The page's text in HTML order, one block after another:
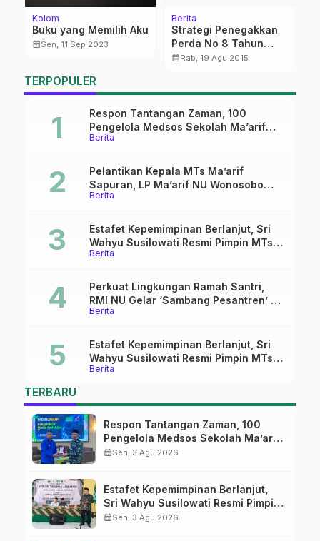
Kolom
Buku yang Memilih Aku
calendar_monthSen, 11 Sep 2023
Berita
Strategi Penegakkan
Perda No 8 Tahun
2013
calendar_monthRab, 19 Agu 2015
TERPOPULER
Berita
Respon Tantangan Zaman, 100
Pengelola Medsos Sekolah Ma’arif
Pekalongan Ikuti Pelatihan Literasi
Berita
Pelantikan Kepala MTs Ma’arif
Sapuran, LP Ma’arif NU Wonosobo
Tekankan Lima Amanah
Berita
Estafet Kepemimpinan Berlanjut, Sri
Wahyu Susilowati Resmi Pimpin MTs
Ma’arif Sapuran
Berita
Perkuat Lingkungan Ramah Santri,
RMI NU Gelar ‘Sambang Pesantren’ di
Pati
Berita
Estafet Kepemimpinan Berlanjut, Sri
Wahyu Susilowati Resmi Pimpin MTs
Ma’arif Sapuran
TERBARU
Respon Tantangan Zaman, 100
Pengelola Medsos Sekolah Ma’arif
Pekalongan Ikuti Pelatihan Literasi
calendar_monthSen, 3 Agu 2026
Estafet Kepemimpinan Berlanjut,
Sri Wahyu Susilowati Resmi Pimpin
MTs Ma’arif Sapuran
calendar_monthSen, 3 Agu 2026